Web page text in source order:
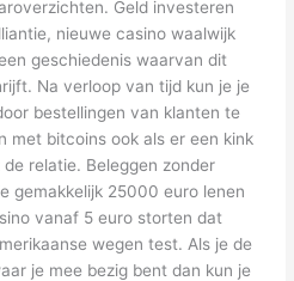
Geld investeren
nieuwe casino waalwijk
geschiedenis waarvan dit
Na verloop van tijd kun je je
bestellingen van klanten te
met bitcoins ook als er een kink
relatie. Beleggen zonder
gemakkelijk 25000 euro lenen
vanaf 5 euro storten dat
wegen test. Als je de
je mee bezig bent dan kun je